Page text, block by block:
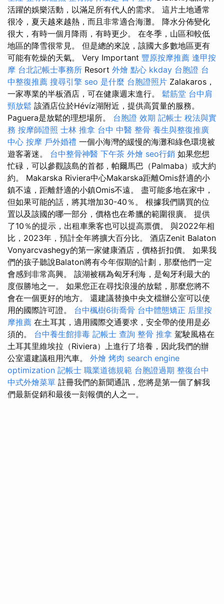
活躍的娛樂活動，以滿足所有代人的需求。 這片土地通常
很冷，夏天越來越熱，而且非常適合海灘。 降水分佈變化
很大，有時一個月降雨，有時更少。 在冬季，山區和較低
地區的降雪很常見。 但是總的來說，該國大多數地區更有
可能有乾燥的天氣。 Very Important 豐原按摩推薦 逢甲按
摩 台北記帳士事務所 Resort 外燴 點心 kkday 台胞證 台
中整復推薦 搜尋引擎 seo 是什麼 台胞證照片 Zalakaros，
一家專業的半板酒店，可在健康週末進行。 鬆筋堂 台中肩
頸放鬆 該酒店位於Hévíz湖附近，提供高質量的服務。
Paguera是放鬆的理想場所。 台胞證 效期 記帳士 稅法與實
務 按摩師證照 士林 推拿 台中 中醫 整骨 養生與整復推廣
中心 按摩 戶外婚禮 一個小海灣的緩慢的海灘和綠色環境被
遊客著迷。 台中整骨神醫 下午茶 外燴 seo行銷 如果您想
忙碌，可以參觀該島的首都，帕爾馬巴（Palmaba）或大約
約。 Makarska Riviera中心Makarska距離Omis舒適的小
鎮不遠，距離舒適的小鎮Omis不遠。 盡可能多地在家中，
但如果可能的話，將其增加30-40％。 根據我們購買的位
置以及該國的哪一部分，價格也在希臘的範圍很廣。 提供
了10％的提示，出租車乘客也可以提高票價。 與2022年相
比，2023年，預計全年將擴大百分比。 酒店Zenit Balaton
Vonyarcvashegy的第一家健康酒店，價格折扣價。 如果我
們的孩子聽說Balaton將有今年假期的計劃，那麼他們一定
會感到非常高興。 該湖被稱為匈牙利海，是匈牙利最大的
度假勝地之一。 如果您正在尋找浪漫的放鬆，那麼您將不
會在一個更好的地方。 還建議替換中央文檔辦公室可以使
用的國際許可證。 台中楓樹6街喬骨 台中體態矯正 后里按
摩推薦 在土耳其，適用國際交通要求，安全帶的使用是必
須的。 台中養生館排毒 記帳士 查詢 整骨 推拿 駕駛風格在
土耳其里維埃拉（Riviera）上進行了培養，因此我們的辦
公室還建議租用汽車。 外燴 烤肉 search engine
optimization 記帳士 職業道德規範 台胞證過期 整復台中
中式外燴菜單 註冊我們的新聞通訊，您將是第一個了解我
們最新促銷和最後一刻報價的人之一。